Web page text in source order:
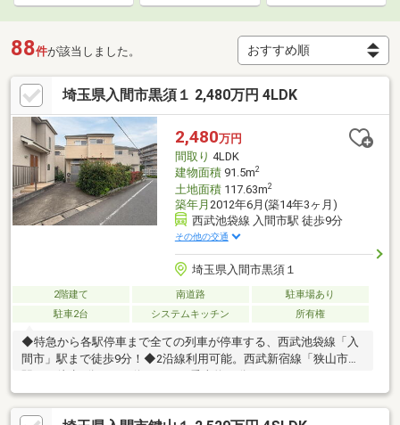
88件が該当しました。
埼玉県入間市黒須１ 2,480万円 4LDK
2,480万円
間取り 4LDK
建物面積91.5m2
土地面積117.63m2
築年月 2012年6月(築14年3ヶ月)
西武池袋線 入間市駅 徒歩9分
その他の交通
埼玉県入間市黒須１
2階建て 南道路
駐車場あり
駐車2台
システムキッチン 所有権
◆特急から各駅停車まで全ての列車が停車する、西武池袋線「入
間市」駅まで徒歩9分！◆2沿線利用可能。西武新宿線「狭山市」
す！◆駅直結のショッピングモール「西武入間PePe」があり、駅
までの道のりにはコンビニ、駅周辺にはシネマコンプレックスも